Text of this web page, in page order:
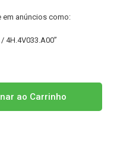
em anúncios como:
4H.4V033.A00”
ao Carrinho